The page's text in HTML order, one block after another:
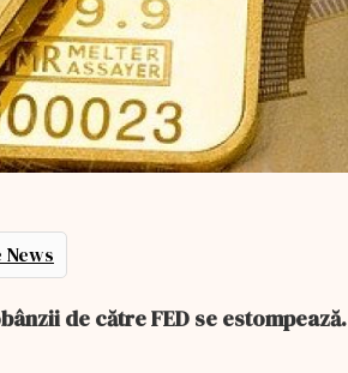
de către FED se estompează.